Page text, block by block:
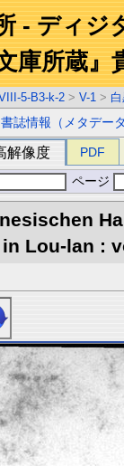
- ディジ
庫所蔵』
5-B3-k-2 > V-1 >
書誌情報（メタデー
解像度 PDF
ページ
Lou-lan :